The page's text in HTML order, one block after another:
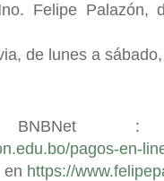
Felipe Palazón,
de lunes a
:
pagos-en-
en https://